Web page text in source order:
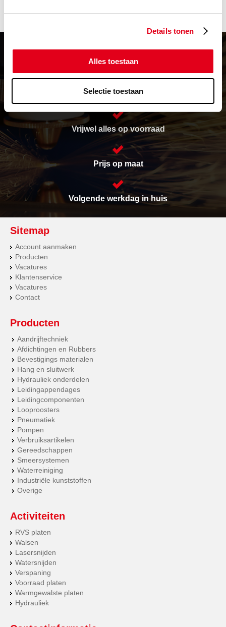
Details tonen
Alles toestaan
Selectie toestaan
Levering in heel Europa
Vrijwel alles op voorraad
Prijs op maat
Volgende werkdag in huis
Sitemap
Account aanmaken
Producten
Vacatures
Klantenservice
Vacatures
Contact
Producten
Aandrijftechniek
Afdichtingen en Rubbers
Bevestigings materialen
Hang en sluitwerk
Hydrauliek onderdelen
Leidingappendages
Leidingcomponenten
Looproosters
Pneumatiek
Pompen
Verbruiksartikelen
Gereedschappen
Smeersystemen
Waterreiniging
Industriële kunststoffen
Overige
Activiteiten
RVS platen
Walsen
Lasersnijden
Watersnijden
Verspaning
Voorraad platen
Warmgewalste platen
Hydrauliek